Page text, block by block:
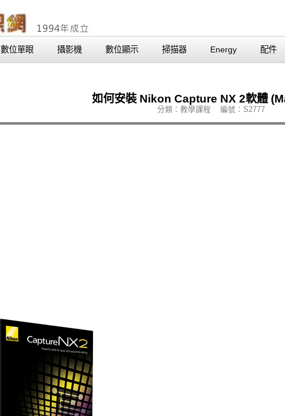
數位單眼 攝影機 數位顯示 掃描器 Energy 配件
如何安裝 Nikon Capture NX 2軟體
分類：教學課程 編號：S2777